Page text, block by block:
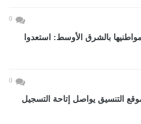
0
بالشرق الأوسط: استعدوا
0
الجامعات 2026.. موقع التنسيق يواصل إتاحة التسجيل